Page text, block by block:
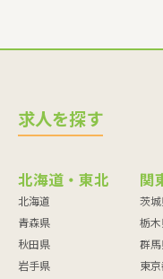
求人を探す
北海道・東北
北海道
青森県
秋田県
岩手県
関
茨
栃
群
東京